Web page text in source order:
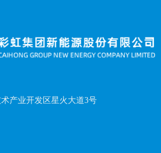
产业开发区星火大道3号